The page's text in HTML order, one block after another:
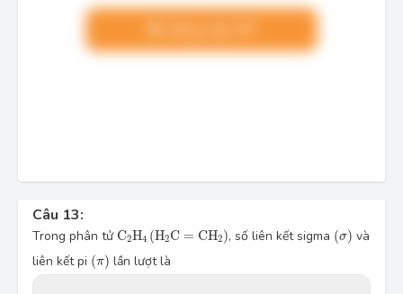
Câu 13:
Trong phân tửC2H4 (H2C = CH2)
C2H 4(H 2C CH2 ) , số liên kết sigma (σ)
( ) và
liên kết pi (π)
( ) lần lượt là